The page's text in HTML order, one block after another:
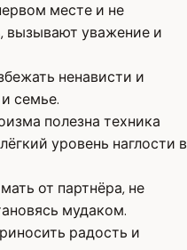
месте и не
вызывают уважение и
ненависти и
семье.
полезна техника
уровень наглости в
от партнёра, не
мудаком.
радость и